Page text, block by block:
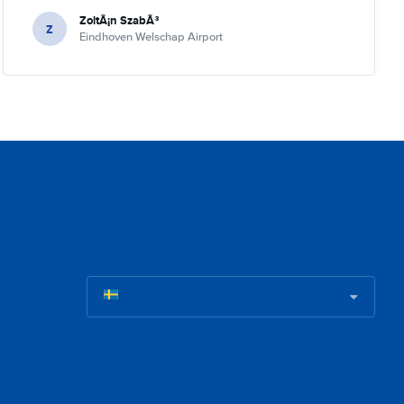
Z ZoltÃ¡n SzabÃ³
Eindhoven Welschap Airport